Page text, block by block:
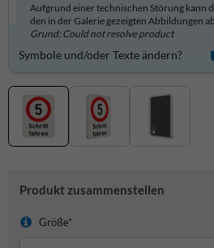
Aufgrund einer technischen Störung kann
den in der Galerie gezeigten Abbildungen
Grund: Could not resolve product
Produkt individuell gestalten?
Symbole und/oder Texte ändern?
Produkt zusammenstellen
Größe*